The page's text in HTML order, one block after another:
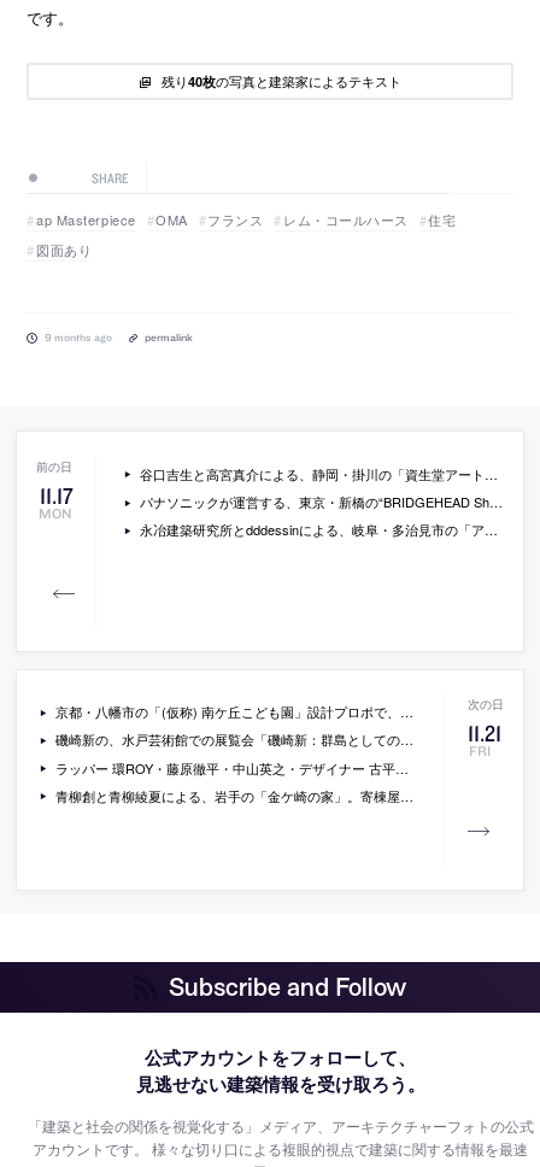
です。
残り40枚の写真と建築家によるテキスト
SHARE
ap Masterpiece OMA フランス レム・コールハース
住宅
図面あり
9 months ago permalink
11.17
MON
谷口吉生と高宮真介による、静岡・掛川の「資生堂アートハウス」(1978年) が、2026年6月末で閉館へ。1979年度の日本建築学会賞 (作品) 受賞作品。アート支援活動は銀座の “資生堂ギャラリー”に集約
パナソニックが運営する、東京・新橋の“BRIDGEHEAD Shimbashi”を会場に「『現し』を考える。展ver.3.0」が開催。スキーマ建築計画出身の西原将が企画監修手掛ける、“現し”をテーマとした展示。次なる展開として“壁”と“床”に注目し、“配線方法”を検討。ver.2.0で製作した“現し天井標準化マニュアル”等も出品
永冶建築研究所とdddessinによる、岐阜・多治見市の「アイコットリョーワ本社オフィス」。タイルメーカー本社での改修計画。ブランドイメージを体現する“普遍的な美しさ”を求め、“新旧の構造を調和”させる設計を志向。既存トラス梁などを生かして“3列5つのフレーム”を空間に挿入する構成を考案
11.21
FRI
京都・八幡市の「(仮称) 南ケ丘こども園」設計プロポで、キノアーキテクツが受注候補者に選定。二次審査には、無有建築工房・ジオ-グラフィック・デザイン・ラボ JV、芦澤竜一・水原建築事務所・VANS JV、榊原・吉村・創都 JV、日比野設計・吉村靖孝・EL3 JVが名を連ねる。各者の提案書も公開
磯崎新の、水戸芸術館での展覧会「磯崎新：群島としての建築」。没後国内初となる大規模回顧展。単一の領域にとどまらない活動を、模型・図面・スケッチ・インスタレーション等を通して俯瞰的に紹介。会場設計は日埜直彦が手掛ける
ラッパー 環ROY・藤原徹平・中山英之・デザイナー 古平正義が出演する、日本ペイント主催のスペシャルトークセッションが開催。建築学生コンペ「AYDA2025」の開催に合わせて企画された審査員ら参加のイベント。学生限定で参加者を募集中
青柳創と青柳綾夏による、岩手の「金ケ崎の家」。寄棟屋根や左官真壁の採用が必須な地域。意思と無関係に“外形が決まる”状況に対し、通常と異なり“内部の空洞”の支え方を思考せざる負えない設計過程に着目。空洞を実態に変質させるべく極細列柱の構造体を考案
Subscribe and Follow
公式アカウントをフォローして、
見逃せない建築情報を受け取ろう。
「建築と社会の関係を視覚化する」メディア、アーキテクチャーフォトの公式
アカウントです。様々な切り口による複眼的視点で建築に関する情報を最速